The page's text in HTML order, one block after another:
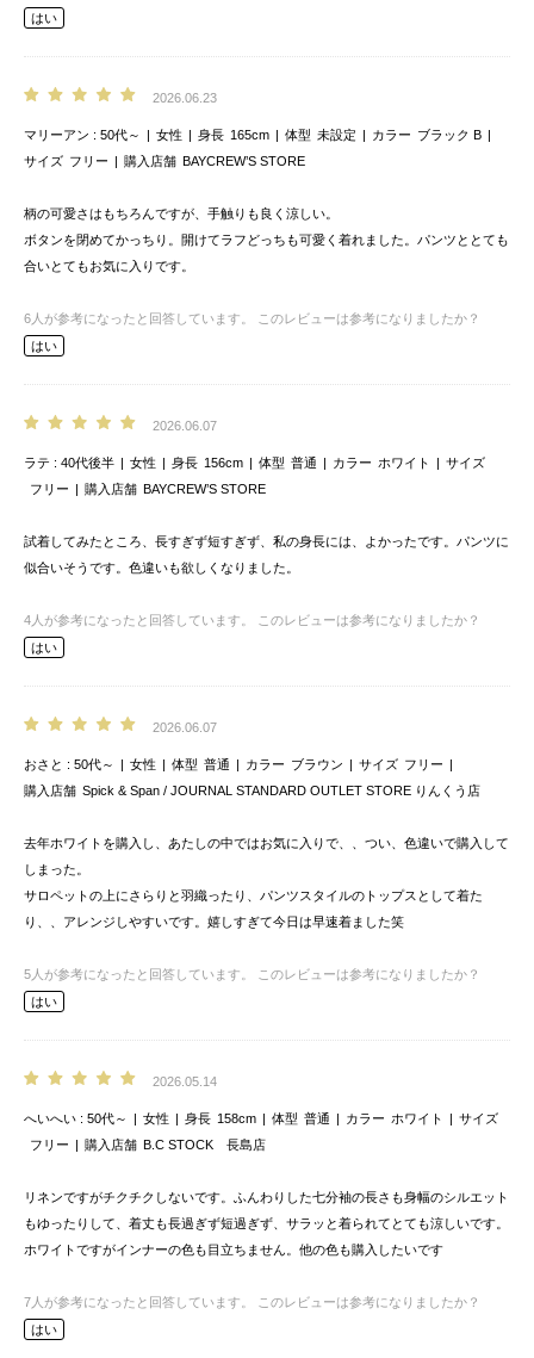
はい
2026.06.23
マリーアン 50代～ 女性 身長 165cm 体型 未設定 カラー ブラック B
サイズ フリー 購入店舗 BAYCREW’S STORE
柄の可愛さはもちろんですが、手触りも良く涼しい。
ボタンを閉めてかっちり。開けてラフどっちも可愛く着れました。パンツととても
合いとてもお気に入りです。
6 人が参考になったと回答しています。
このレビューは参考になりましたか？
はい
2026.06.07
ラテ 40代後半 女性 身長 156cm 体型 普通 カラー ホワイト
サイズ
フリー
購入店舗 BAYCREW’S STORE
試着してみたところ、長すぎず短すぎず、私の身長には、よかったです。パンツに
似合いそうです。色違いも欲しくなりました。
4 人が参考になったと回答しています。
このレビューは参考になりましたか？
はい
2026.06.07
おさと 50代～ 女性 体型 普通 カラー ブラウン サイズ フリー
購入店舗 Spick & Span / JOURNAL STANDARD OUTLET STORE りんくう店
去年ホワイトを購入し、あたしの中ではお気に入りで、、つい、色違いで購入して
しまった。
サロペットの上にさらりと羽織ったり、パンツスタイルのトップスとして着た
り、、アレンジしやすいです。嬉しすぎて今日は早速着ました笑
5 人が参考になったと回答しています。
このレビューは参考になりましたか？
はい
2026.05.14
へいへい 50代～ 女性 身長 158cm 体型 普通 カラー ホワイト
サイズ
フリー
購入店舗 B.C STOCK 長島店
リネンですがチクチクしないです。ふんわりした七分袖の長さも身幅のシルエット
もゆったりして、着丈も長過ぎず短過ぎず、サラッと着られてとても涼しいです。
ホワイトですがインナーの色も目立ちません。他の色も購入したいです
7 人が参考になったと回答しています。
このレビューは参考になりましたか？
はい